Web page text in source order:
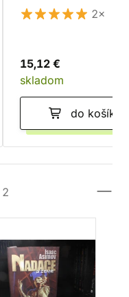
2×
15,12 €
skladom
do košíka
2